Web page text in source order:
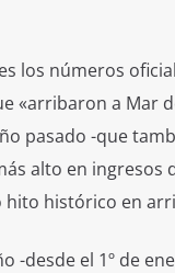
los números
«arribaron a Mar
pasado -que
alto en ingresos
hito histórico en
-desde el 1º de